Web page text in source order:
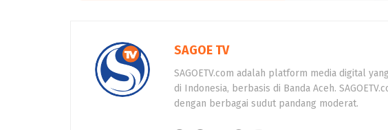
SAGOE TV
SAGOETV.com adalah platform media digital
di Indonesia, berbasis di Banda Aceh.
dengan berbagai sudut pandang moderat.